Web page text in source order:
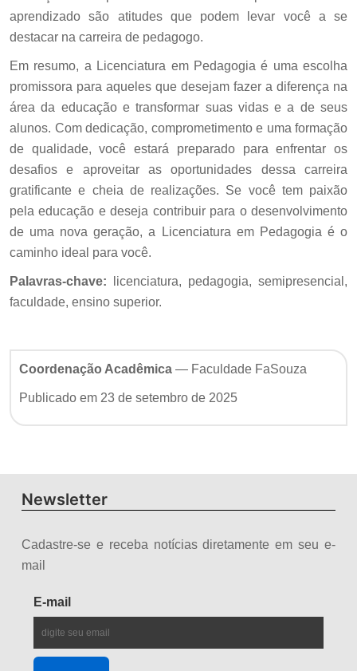
aprendizado são atitudes que podem levar você a se
destacar na carreira de pedagogo.
Em resumo, a Licenciatura em Pedagogia é uma escolha
promissora para aqueles que desejam fazer a diferença na
área da educação e transformar suas vidas e a de seus
alunos. Com dedicação, comprometimento e uma formação
de qualidade, você estará preparado para enfrentar os
desafios e aproveitar as oportunidades dessa carreira
gratificante e cheia de realizações. Se você tem paixão
pela educação e deseja contribuir para o desenvolvimento
de uma nova geração, a Licenciatura em Pedagogia é o
caminho ideal para você.
Palavras-chave: licenciatura, pedagogia, semipresencial,
faculdade, ensino superior.
Coordenação Acadêmica — Faculdade FaSouza
Publicado em 23 de setembro de 2025
Newsletter
Cadastre-se e receba notícias diretamente em seu e-
mail
E-mail